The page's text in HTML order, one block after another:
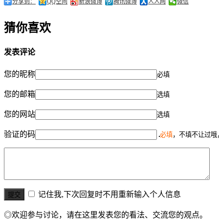
猜你喜欢
发表评论
您的昵称 必填
您的邮箱 选填
您的网站 选填
验证的码 必填，不填不让过
记住我,下次回复时不用重新输入个人信息
◎欢迎参与讨论，请在这里发表您的看法、交流您的观点。